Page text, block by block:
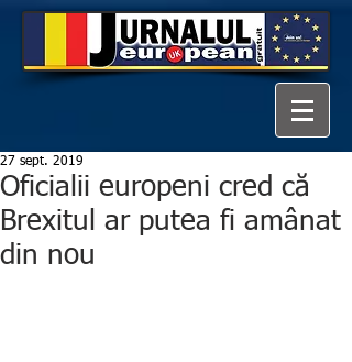
Oficialii europeni cred că
Brexitul ar putea fi amânat
din nou
27 sept. 2019